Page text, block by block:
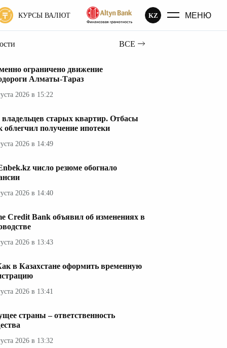
КУРСЫ ВАЛЮТ KZ МЕНЮ
ВСЕ
ограничено движение
Алматы-Тараз
2026 в 15:22
владельцев старых квартир. Отбасы
облегчил получение ипотеки
2026 в 14:49
число резюме обогнало
2026 в 14:40
Credit Bank объявил об изменениях в
2026 в 13:43
в Казахстане оформить временную
2026 в 13:41
страны – ответственность
2026 в 13:32